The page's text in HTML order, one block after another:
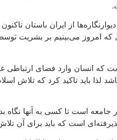
از ایران باستان
امروز می‌بینیم بر بشریت
که انسان وارد فضای ارتباطی
لذا باید تاکید کرد که تلاش
است تا کسی به آنها نگاه
است که باید برای آن